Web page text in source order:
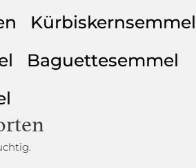
Kürbiskernsemmel
Baguettesemmel